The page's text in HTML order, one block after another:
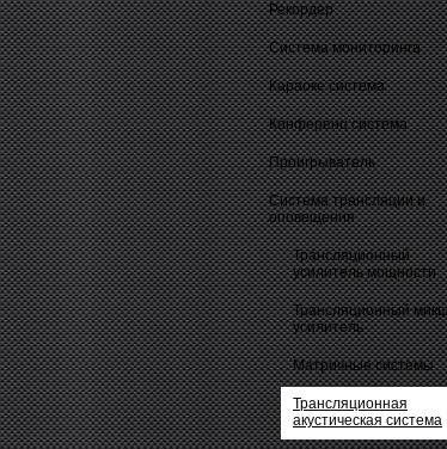
Рекордер
Система мониторинга
Караоке система
Конференц система
Проигрыватель
Система трансляции и
оповещения
Трансляционный
усилитель мощности
Трансляционный
усилитель
Матричные системы
Трансляционная
акустическая система